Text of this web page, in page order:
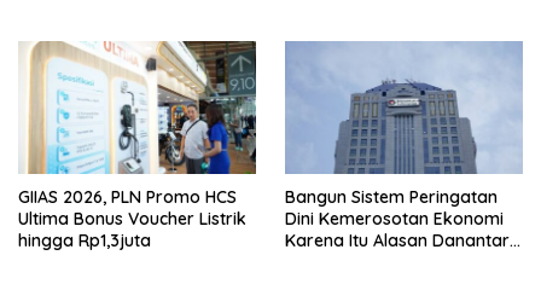
GIIAS 2026, PLN Promo HCS
Ultima Bonus Voucher Listrik
hingga Rp1,3juta
Bangun Sistem Peringatan
Dini Kemerosotan Ekonomi
Karena Itu Alasan Danantara